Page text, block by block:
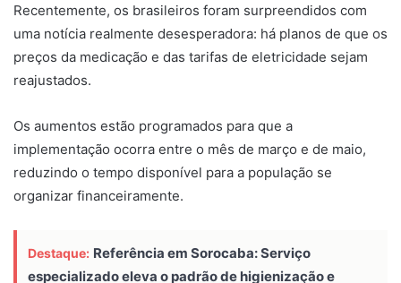
Recentemente, os brasileiros foram surpreendidos com
uma notícia realmente desesperadora: há planos de que os
preços da medicação e das tarifas de eletricidade sejam
reajustados.
Os aumentos estão programados para que a
implementação ocorra entre o mês de março e de maio,
reduzindo o tempo disponível para a população se
organizar financeiramente.
Destaque: Referência em Sorocaba: Serviço
especializado eleva o padrão de higienização e